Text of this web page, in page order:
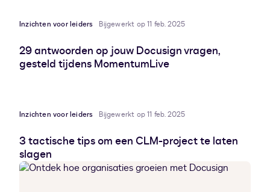
Inzichten voor leiders Bijgewerkt op 11 feb. 2025
29 antwoorden op jouw Docusign vragen,
gesteld tijdens MomentumLive
Inzichten voor leiders Bijgewerkt op 11 feb. 2025
3 tactische tips om een CLM-project te laten
slagen